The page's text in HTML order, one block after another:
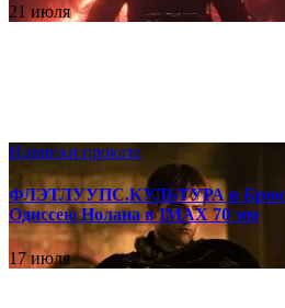
21 июля
Новинки проката
ФЛЭТЛУУПС.КУЛЬТУРА в
Одиссею Нолана в IMAX 70 мм
17 июля